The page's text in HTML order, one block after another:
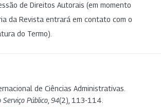
de Direitos Autorais (em momento
da Revista entrará em contato com o
do Termo).
de Ciências Administrativas.
Serviço Público 94(2), 113-114.